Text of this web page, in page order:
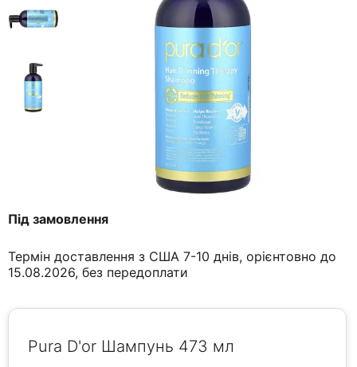
Під замовлення
Термін доставлення з США 7-10 днів, орієнтовно до
15.08.2026, без передоплати
Pura D'or Шампунь 473 мл